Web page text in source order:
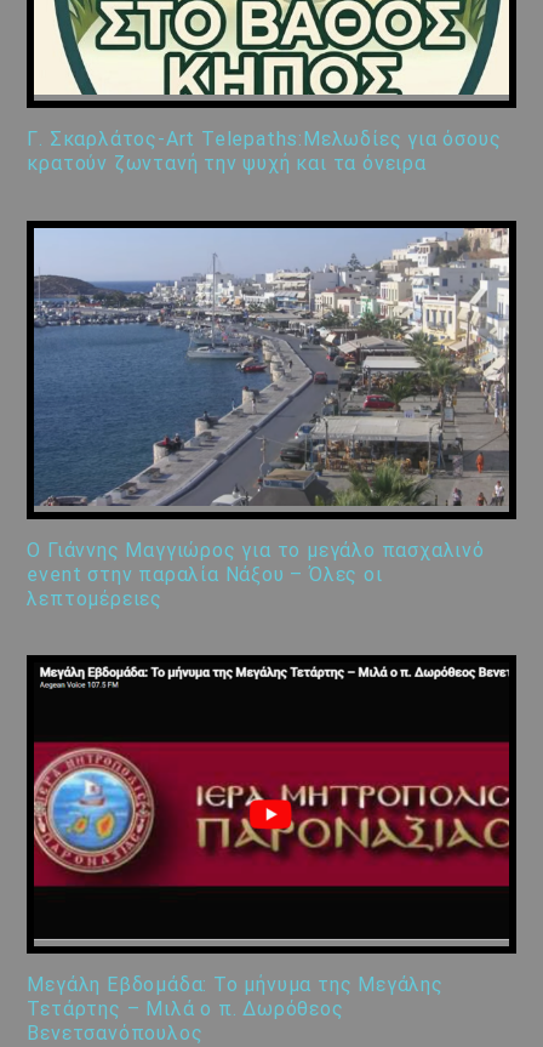
Γ. Σκαρλάτος-Art Telepaths:Μελωδίες για όσους
κρατούν ζωντανή την ψυχή και τα όνειρα
Ο Γιάννης Μαγγιώρος για το μεγάλο πασχαλινό
event στην παραλία Νάξου – Όλες οι
λεπτομέρειες
Μεγάλη Εβδομάδα: Το μήνυμα της Μεγάλης
Τετάρτης – Μιλά ο π. Δωρόθεος
Βενετσανόπουλος